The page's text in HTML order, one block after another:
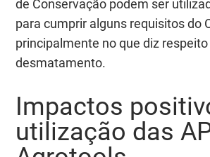
de Conservação podem ser
para cumprir alguns requisitos do
principalmente no que diz
desmatamento.
Impactos
utilização das